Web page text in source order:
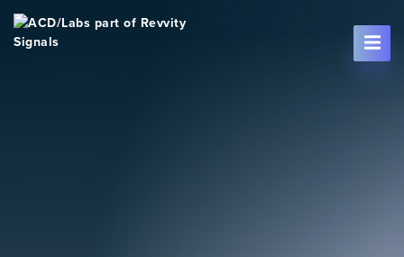
Skip To Content